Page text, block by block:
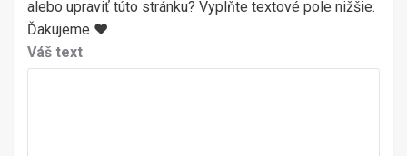
alebo upraviť túto stránku? Vyplňte textové pole nižšie.
Ďakujeme ♥
Váš text